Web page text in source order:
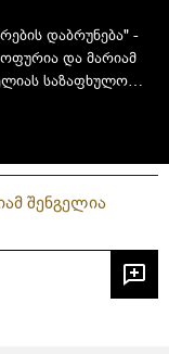
დაბრუნება" -
და მარიამ
საზაფხულო
შენგელია